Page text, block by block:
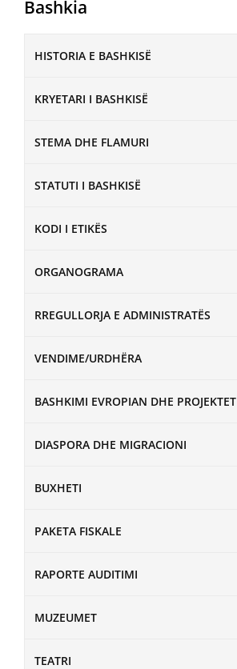
Bashkia
HISTORIA E BASHKISË
KRYETARI I BASHKISË
STEMA DHE FLAMURI
STATUTI I BASHKISË
KODI I ETIKËS
ORGANOGRAMA
RREGULLORJA E ADMINISTRATËS
VENDIME/URDHËRA
BASHKIMI EVROPIAN DHE PROJEKTET
DIASPORA DHE MIGRACIONI
BUXHETI
PAKETA FISKALE
RAPORTE AUDITIMI
MUZEUMET
TEATRI